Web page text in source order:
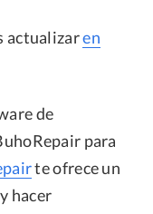
actualizaren
de
para
te ofrece un
hacer